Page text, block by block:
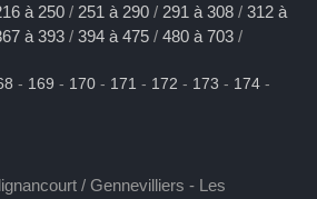
à 250 / 251 à 290 / 291 à 308 / 312 à
à 393 / 394 à 475 / 480 à 703 /
- 169 - 170 - 171 - 172 - 173 - 174 -
/ Gennevilliers - Les